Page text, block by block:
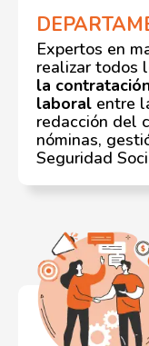
Expertos en
realizar todos
la
laboral entre
redacción del
nóminas,
Seguridad